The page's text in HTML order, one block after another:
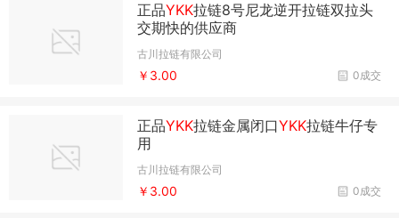
正品YKK拉链8号尼龙逆开拉链双拉头
交期快的供应商
古川拉链有限公司
0成交
￥3.00
正品YKK拉链金属闭口YKK拉链牛仔专
用
古川拉链有限公司
0成交
￥3.00